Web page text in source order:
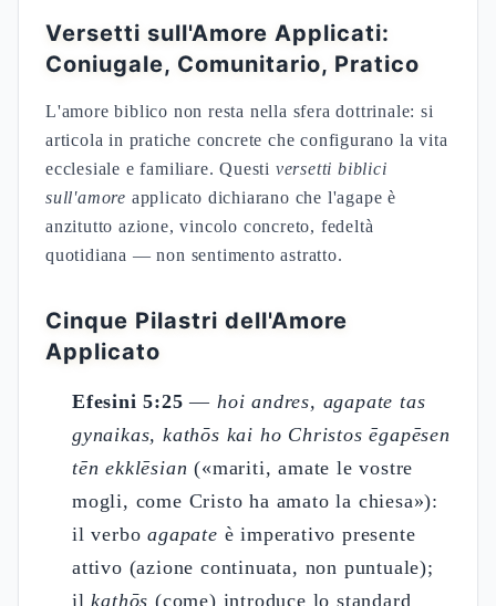
Versetti sull'Amore Applicati:
Coniugale, Comunitario, Pratico
L'amore biblico non resta nella sfera dottrinale: si
articola in pratiche concrete che configurano la vita
ecclesiale e familiare. Questi versetti biblici
sull'amore applicato dichiarano che l'agape è
anzitutto azione, vincolo concreto, fedeltà
quotidiana — non sentimento astratto.
Cinque Pilastri dell'Amore
Applicato
Efesini 5:25 —hoi andres, agapate tas
gynaikas, kathōs kai ho Christos ēgapēsen
tēn ekklēsian («mariti, amate le vostre
mogli, come Cristo ha amato la chiesa»):
il verboagapate è imperativo presente
attivo (azione continuata, non puntuale);
ilkathōs (come) introduce lo standard